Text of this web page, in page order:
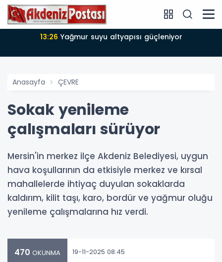
13:26 Yağmur suyu altyapısı güçleniyor
Anasayfa ÇEVRE
Sokak yenileme
çalışmaları sürüyor
Mersin'in merkez ilçe Akdeniz Belediyesi, uygun
hava koşullarının da etkisiyle merkez ve kırsal
mahallelerde ihtiyaç duyulan sokaklarda
kaldırım, kilit taşı, karo, bordür ve yağmur oluğu
yenileme çalışmalarına hız verdi.
470 OKUNMA 19-11-2025 08:45